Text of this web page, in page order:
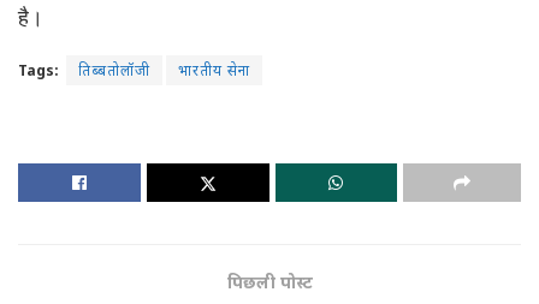
है।
Tags: तिब्बतोलॉजी भारतीय सेना
पिछली पोस्ट